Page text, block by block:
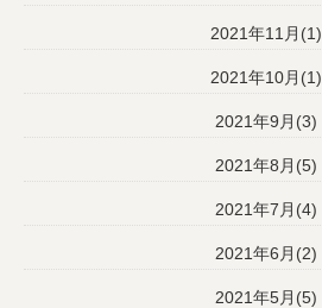
2021年11月(1)
2021年10月(1)
2021年9月(3)
2021年8月(5)
2021年7月(4)
2021年6月(2)
2021年5月(5)